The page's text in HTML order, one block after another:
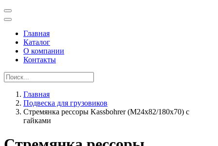
Главная
Каталог
О компании
Контакты
Главная
Подвеска для грузовиков
Стремянка рессоры Kassbohrer (M24x82/180x70) с
гайками